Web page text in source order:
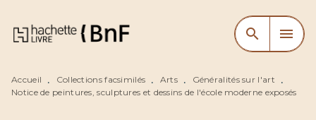
MENU RECHERCHE
CONTENU
search menu
Accueil • Collections facsimilés • Arts • Généralités sur l'art
•
Notice de peintures, sculptures et dessins de l'école moderne exposés